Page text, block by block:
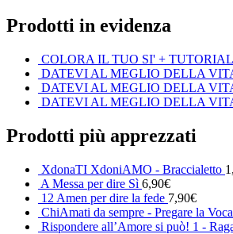
Prodotti in evidenza
COLORA IL TUO SI' + TUTORIAL
DATEVI AL MEGLIO DELLA
DATEVI AL MEGLIO DELLA
DATEVI AL MEGLIO DELLA
Prodotti più apprezzati
XdonaTI XdoniAMO - Braccialetto
A Messa per dire Sì 6,90€
12 Amen per dire la fede 7,90€
ChiAmati da sempre - Pregare la
Rispondere all’Amore si può! 1 -